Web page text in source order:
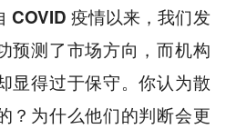
COVID 疫情以来，我们发
预测了市场方向，而机构
显得过于保守。你认为散
？为什么他们的判断会更